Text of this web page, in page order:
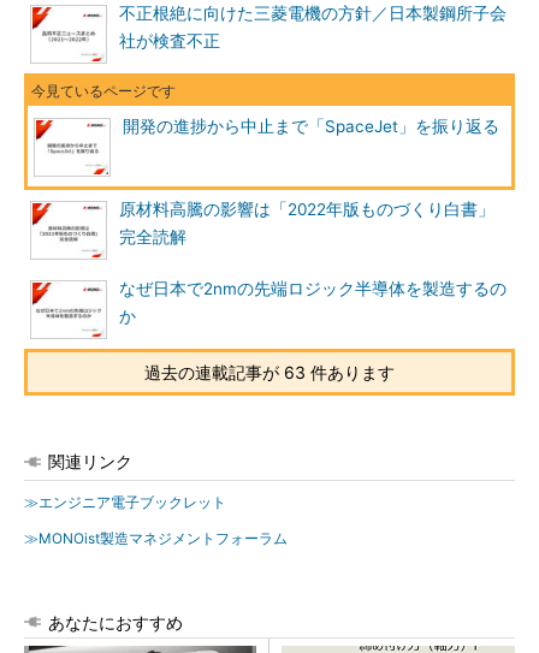
不正根絶に向けた三菱電機の方針／日本製鋼所子会
社が検査不正
開発の進捗から中止まで「SpaceJet」を振り返る
原材料高騰の影響は「2022年版ものづくり白書」
完全読解
なぜ日本で2nmの先端ロジック半導体を製造するの
か
過去の連載記事が 63 件あります
関連リンク
≫エンジニア電子ブックレット
≫MONOist製造マネジメントフォーラム
あなたにおすすめ